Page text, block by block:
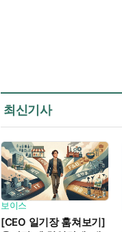
최신기사
보이스
[CEO 일기장 훔쳐보기]